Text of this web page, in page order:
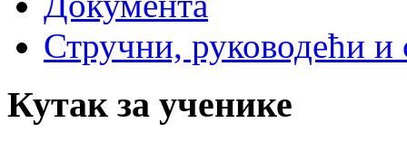
Стручни, руководећи и
Кутак за ученике